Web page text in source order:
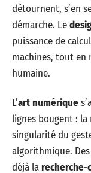
détournent, s’en
démarche. Le
puissance de
machines, tout en
humaine.
L’art numérique
lignes bougent :
singularité du
algorithmique.
déjà larecherche-